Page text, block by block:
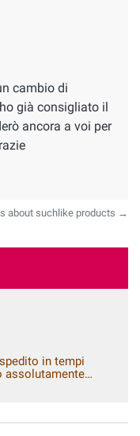
cambio di
già consigliato il
ancora a voi per
about suchlike products →
in tempi
assolutamente
di questo tipo di